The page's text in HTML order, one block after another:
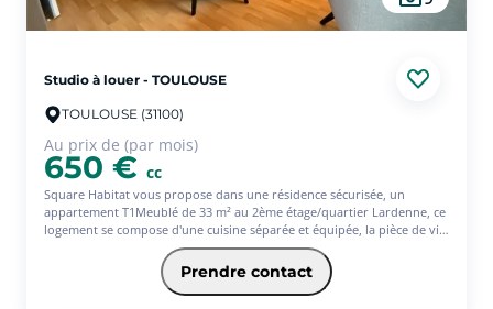
Studio à louer - TOULOUSE
TOULOUSE (31100)
Au prix de (par mois)
650 € cc
Square Habitat vous propose dans une résidence sécurisée, un
appartement T1Meublé de 33 m² au 2ème étage/quartier Lardenne, ce
logement se compose d'une cuisine séparée et équipée, la pièce de vie
principale, une salle de bains aménagée avec baignoire. En annexe la
climatisation accompagne ce logement. Honoraires de location (TTC) à
la charge du locataire pour la réalisation des services suivants : visites,
constitution de dossier, frais de rédaction de bail, état des lieux.
Prendre contact